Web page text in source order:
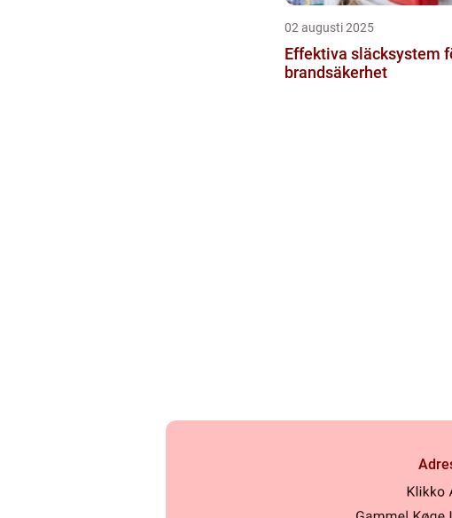
02 augusti 2025
Effektiva släcksystem
brandsäkerhet